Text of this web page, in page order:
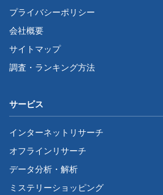
プライバシーポリシー
会社概要
サイトマップ
調査・ランキング方法
サービス
インターネットリサーチ
オフラインリサーチ
データ分析・解析
ミステリーショッピング